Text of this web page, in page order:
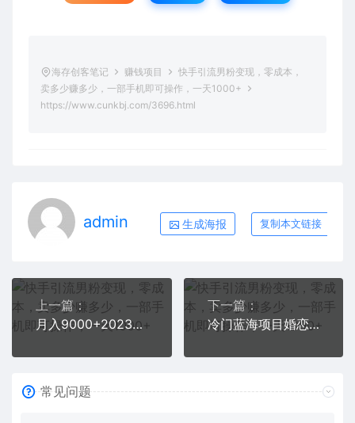
海存创客笔记 赚钱项目
快手引流男粉变现，零成本，
卖多少赚多少，一部手机即可操作，一天1000+
https://www.cunkbj.com/3696.html
admin 生成海报 复制本文链接
上一篇：
月入9000+2023年9月最新yw男粉计划绿色玩法——人性之利益
下一篇：
冷门蓝海项目婚恋大市场，轻松月入过万，知道的人不多，抓紧抢占先机
常见问题